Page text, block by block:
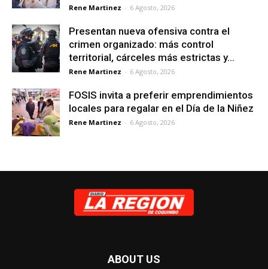
Rene Martinez - 6 Agosto, 2026
Presentan nueva ofensiva contra el
crimen organizado: más control
territorial, cárceles más estrictas y...
Rene Martinez - 6 Agosto, 2026
FOSIS invita a preferir emprendimientos
locales para regalar en el Día de la Niñez
Rene Martinez - 6 Agosto, 2026
ABOUT US